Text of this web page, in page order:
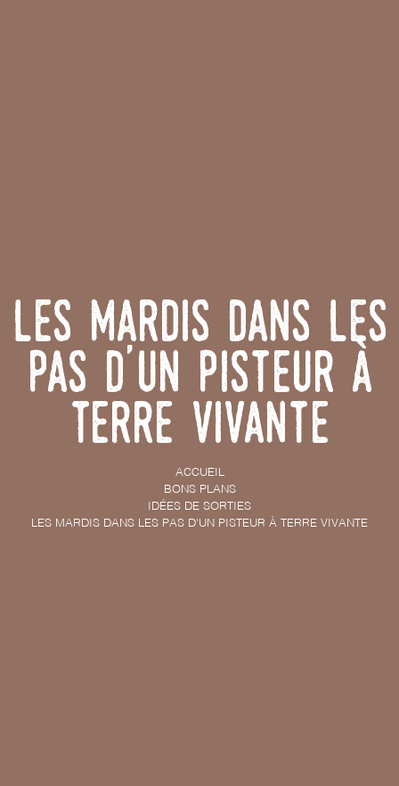
Les mardis dans les
Pas d'un Pisteur à
Terre Vivante
ACCUEIL
BONS PLANS
IDÉES DE SORTIES
LES MARDIS DANS LES PAS D'UN PISTEUR À TERRE VIVANTE